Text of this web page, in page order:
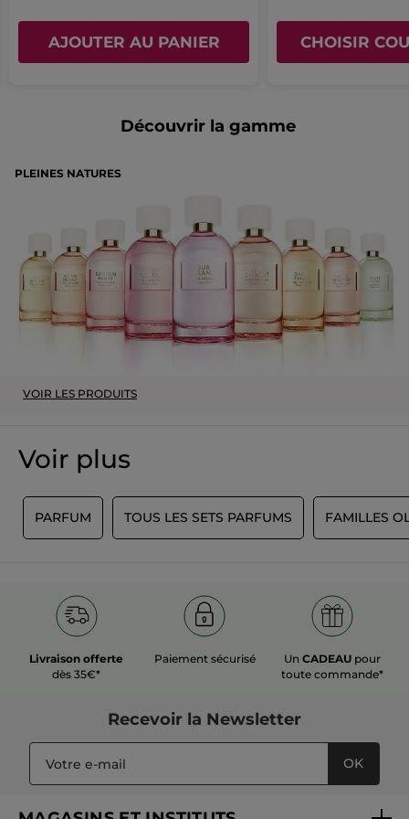
AJOUTER AU PANIER CHOISIR
Découvrir la gamme
PLEINES NATURES
VOIR LES PRODUITS
Voir plus
PARFUM TOUS LES SETS PARFUMS FAMILLES
Livraison offerte
dès 35€*
Paiement sécurisé UnCADEAU pour
toute commande*
Recevoir la Newsletter
OK